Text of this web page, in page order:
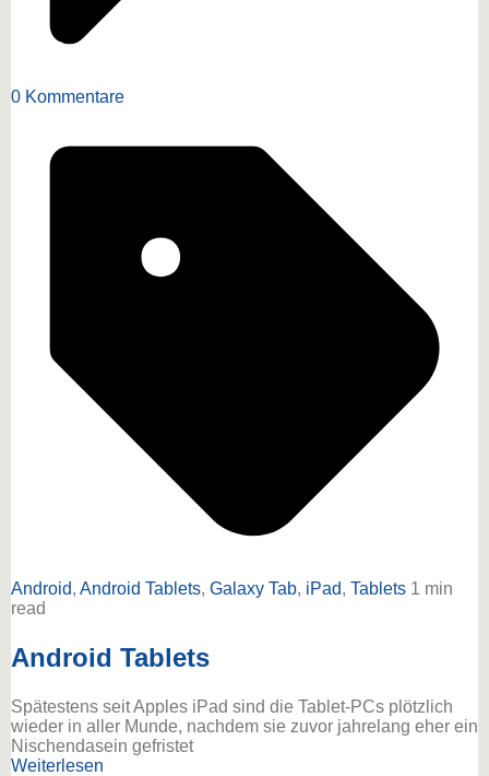
0 Kommentare
Android, Android Tablets, Galaxy Tab, iPad, Tablets 1 min
read
Android Tablets
Spätestens seit Apples iPad sind die Tablet-PCs plötzlich
wieder in aller Munde, nachdem sie zuvor jahrelang eher ein
Nischendasein gefristet
Weiterlesen